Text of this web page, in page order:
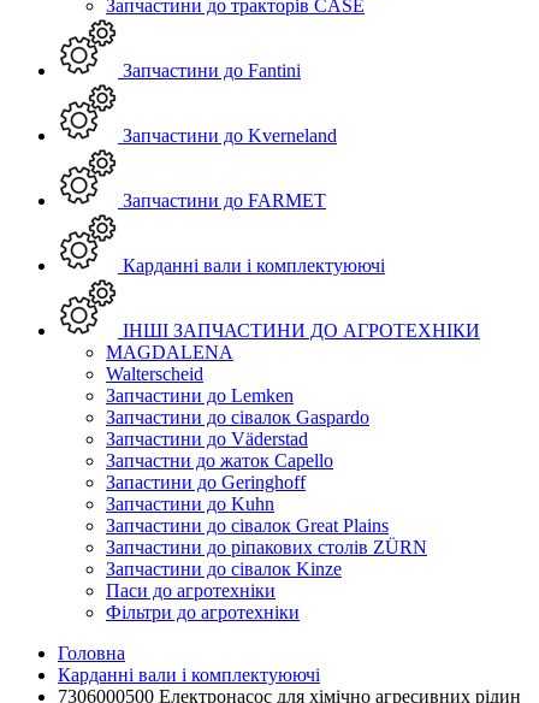
Запчастини до тракторів CASE
Запчастини до Fantini
Запчастини до Kverneland
Запчастини до FARMET
Карданні вали і комплектуюючі
ІНШІ ЗАПЧАСТИНИ ДО АГРОТЕХНІКИ
MAGDALENA
Walterscheid
Запчастини до Lemken
Запчастини до сівалок Gaspardo
Запчастини до Väderstad
Запчастни до жаток Capello
Запастини до Geringhoff
Запчастини до Kuhn
Запчастини до сівалок Great Plains
Запчастини до ріпакових столів ZÜRN
Запчастини до сівалок Kinze
Паси до агротехніки
Фільтри до агротехніки
Головна
Карданні вали і комплектуюючі
7306000500 Електронасос для хімічно агресивних рідин